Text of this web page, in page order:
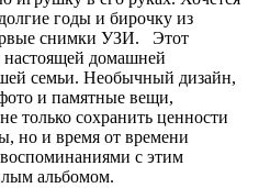
годы и бирочку из
снимки УЗИ. Этот
настоящей домашней
семьи. Необычный дизайн,
и памятные вещи,
только сохранить ценности
но и время от времени
воспоминаниями с этим
альбомом.